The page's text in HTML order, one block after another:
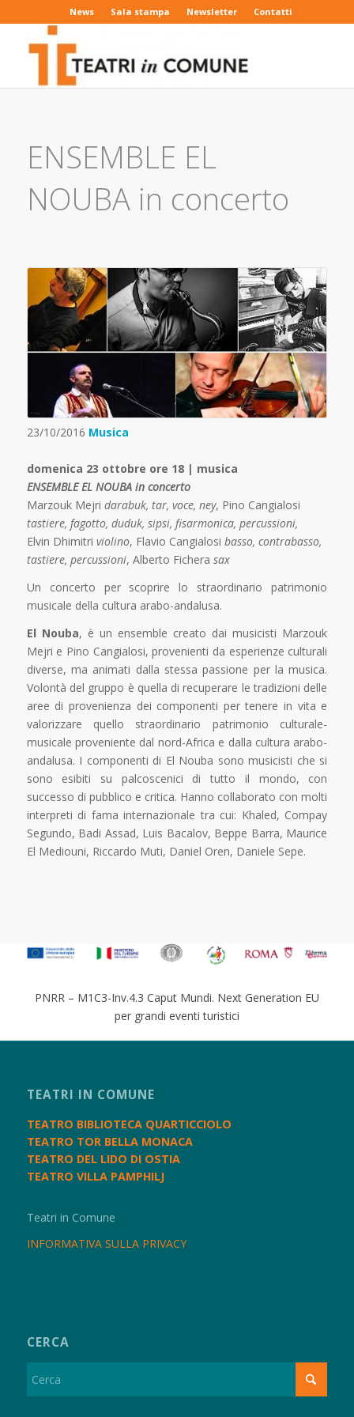
News Sala stampa Newsletter Contatti
ENSEMBLE EL
NOUBA in concerto
23/10/2016 Musica
domenica 23 ottobre ore 18 | musica
ENSEMBLE EL NOUBA in concerto
Marzouk Mejri darabuk, tar, voce, ney, Pino Cangialosi
tastiere, fagotto, duduk, sipsi, fisarmonica, percussioni,
Elvin Dhimitri violino, Flavio Cangialosi basso, contrabasso,
tastiere, percussioni, Alberto Fichera sax
Un concerto per scoprire lo straordinario patrimonio
musicale della cultura arabo-andalusa.
El Nouba, è un ensemble creato dai musicisti Marzouk
Mejri e Pino Cangialosi, provenienti da esperienze culturali
diverse, ma animati dalla stessa passione per la musica.
Volontà del gruppo è quella di recuperare le tradizioni delle
aree di provenienza dei componenti per tenere in vita e
valorizzare quello straordinario patrimonio culturale-
musicale proveniente dal nord-Africa e dalla cultura arabo-
andalusa. I componenti di El Nouba sono musicisti che si
sono esibiti su palcoscenici di tutto il mondo, con
successo di pubblico e critica. Hanno collaborato con molti
interpreti di fama internazionale tra cui: Khaled, Compay
Segundo, Badi Assad, Luis Bacalov, Beppe Barra, Maurice
El Mediouni, Riccardo Muti, Daniel Oren, Daniele Sepe.
PNRR – M1C3-Inv.4.3 Caput Mundi. Next Generation EU
per grandi eventi turistici
TEATRI IN COMUNE
TEATRO BIBLIOTECA QUARTICCIOLO
TEATRO TOR BELLA MONACA
TEATRO DEL LIDO DI OSTIA
TEATRO VILLA PAMPHILJ
Teatri in Comune
INFORMATIVA SULLA PRIVACY
CERCA